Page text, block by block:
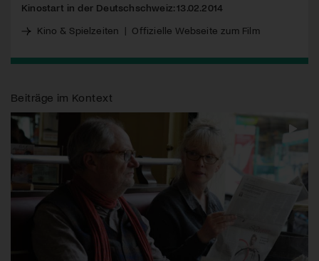
Kinostart in der Deutschschweiz: 13.02.2014
Kino & Spielzeiten | Offizielle Webseite zum Film
Beiträge im Kontext